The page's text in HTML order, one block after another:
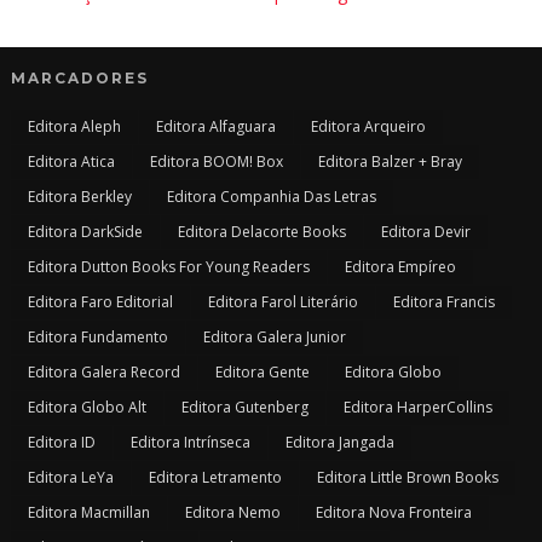
MARCADORES
Editora Aleph Editora Alfaguara
Editora Arqueiro
Editora Atica
Editora BOOM! Box
Editora Balzer + Bray
Editora Berkley
Editora Companhia Das Letras
Editora DarkSide
Editora Delacorte Books
Editora Devir
Editora Dutton Books For Young Readers
Editora Empíreo
Editora Faro Editorial
Editora Farol Literário
Editora Francis
Editora Fundamento
Editora Galera Junior
Editora Galera Record
Editora Gente
Editora Globo
Editora Globo Alt
Editora Gutenberg
Editora HarperCollins
Editora ID
Editora Intrínseca
Editora Jangada
Editora LeYa
Editora Letramento
Editora Little Brown Books
Editora Macmillan
Editora Nemo
Editora Nova Fronteira